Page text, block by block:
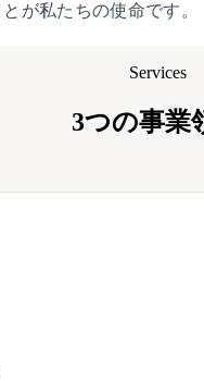
が私たちの使命です。
Services
3つの事業